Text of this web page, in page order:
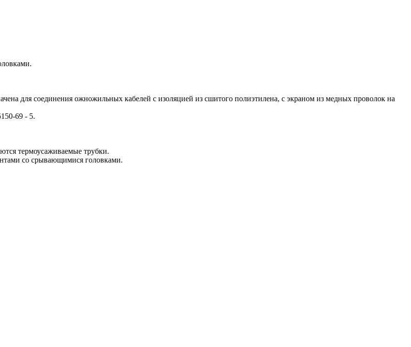
для соединения ожножильных кабелей с изоляцией из сшитого полиэтилена, с экраном из медных проволок на
69 - 5.
термоусаживаемые трубки.
со срывающимися головками.